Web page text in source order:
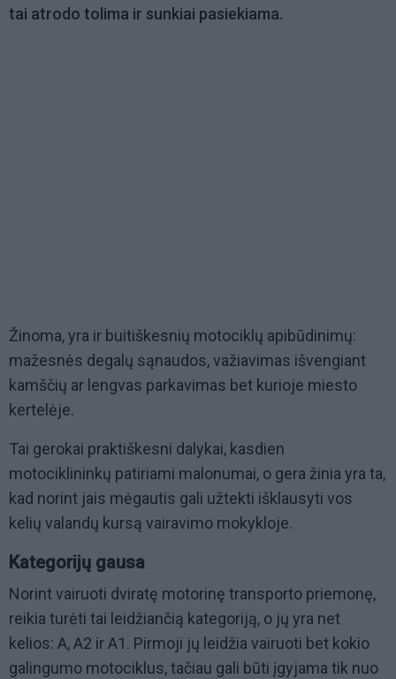
tai atrodo tolima ir sunkiai pasiekiama.
Žinoma, yra ir buitiškesnių motociklų apibūdinimų:
mažesnės degalų sąnaudos, važiavimas išvengiant
kamščių ar lengvas parkavimas bet kurioje miesto
kertelėje.
Tai gerokai praktiškesni dalykai, kasdien
motociklininkų patiriami malonumai, o gera žinia yra ta,
kad norint jais mėgautis gali užtekti išklausyti vos
kelių valandų kursą vairavimo mokykloje.
Kategorijų gausa
Norint vairuoti dviratę motorinę transporto priemonę,
reikia turėti tai leidžiančią kategoriją, o jų yra net
kelios: A, A2 ir A1. Pirmoji jų leidžia vairuoti bet kokio
galingumo motociklus, tačiau gali būti įgyjama tik nuo